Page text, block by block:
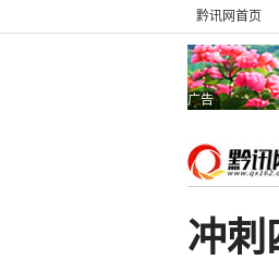
黔讯网首页
广告
冲刺